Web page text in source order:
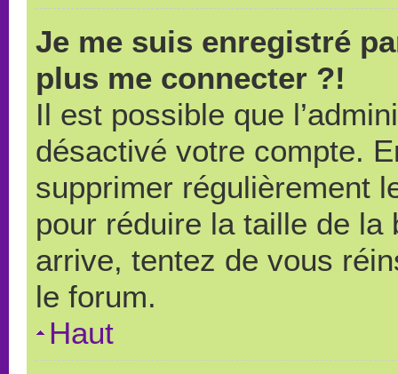
Je me suis enregistré
plus me connecter ?!
Il est possible que
désactivé votre compte.
supprimer régulièrement
pour réduire la taille de
arrive, tentez de vous
le forum.
Haut